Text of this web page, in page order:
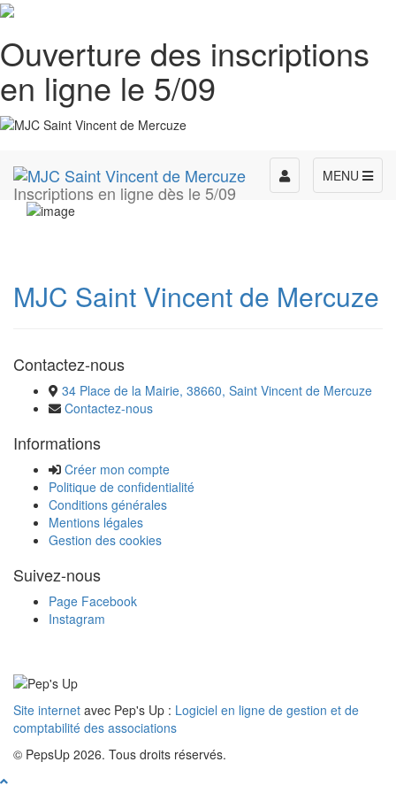
Ouverture des inscriptions
en ligne le 5/09
Inscriptions en ligne dès le 5/09
MENU
Toggle
navigation
MJC Saint Vincent de Mercuze
Contactez-nous
34 Place de la Mairie, 38660, Saint Vincent de Mercuze
Contactez-nous
Informations
Créer mon compte
Politique de confidentialité
Conditions générales
Mentions légales
Gestion des cookies
Suivez-nous
Page Facebook
Instagram
Site internet avec Pep's Up : Logiciel en ligne de gestion et de
comptabilité des associations
© PepsUp 2026. Tous droits réservés.